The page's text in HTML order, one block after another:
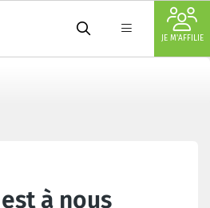
JE M'AFFILIE
à nous